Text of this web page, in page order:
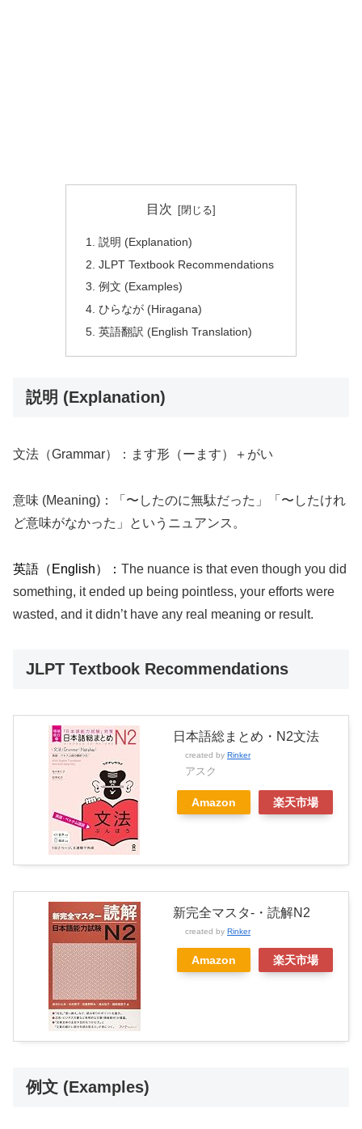
目次
説明 (Explanation)
JLPT Textbook Recommendations
例文 (Examples)
ひらなが (Hiragana)
英語翻訳 (English Translation)
説明 (Explanation)
文法（Grammar）：ます形（ーます）＋がい
意味 (Meaning)：「〜したのに無駄だった」「〜したけれ
ど意味がなかった」というニュアンス。
英語（English）： The nuance is that even though you did
something, it ended up being pointless, your efforts were
wasted, and it didn’t have any real meaning or result.
JLPT Textbook Recommendations
日本語総まとめ・N2文法
created by Rinker
アスク
Amazon 楽天市場
新完全マスタ-・読解N2
created by Rinker
Amazon 楽天市場
例文 (Examples)